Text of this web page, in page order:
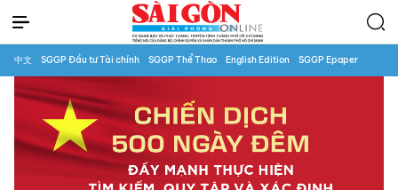
中文 SGGP Đầu tư Tài chính SGGP Thể Thao English Edition SGGP Epaper